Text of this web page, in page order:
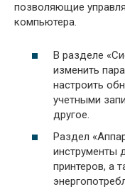
позволяющие
компьютера.
В разделе
изменить
настроить
учетными
другое.
Раздел
инструменты
принтеров, а